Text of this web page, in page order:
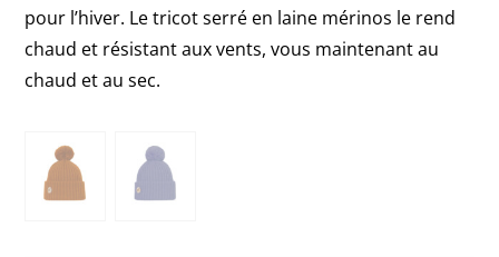
pour l’hiver. Le tricot serré en laine mérinos le rend
chaud et résistant aux vents, vous maintenant au
chaud et au sec.